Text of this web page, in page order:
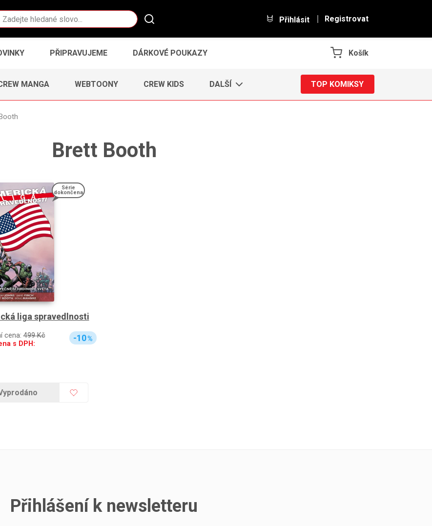
Přihlásit Registrovat
PŘIPRAVUJEME DÁRKOVÉ POUKAZY Košík
MANGA WEBTOONY CREW KIDS DALŠÍ TOP KOMIKSY
Brett Booth
Série
dokončena
liga spravedlnosti
cena:499 Kč
s DPH:
-10%
Přihlášení k newsletteru